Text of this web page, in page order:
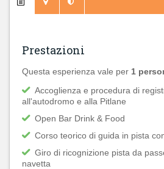
Prestazioni
Questa esperienza vale per 1
Accoglienza e procedura di
all'autodromo e alla Pitlane
Open Bar Drink & Food
Corso teorico di guida in pista
Giro di ricognizione pista da
navetta